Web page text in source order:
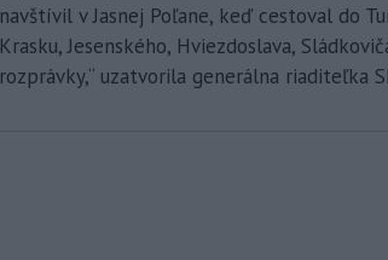
navštívil v Jasnej Poľane, keď cestoval do
Krasku, Jesenského, Hviezdoslava,
rozprávky,“ uzatvorila generálna riaditeľka